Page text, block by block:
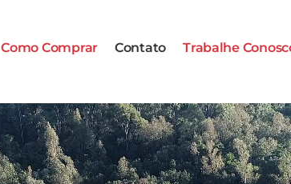
Como Comprar Contato Trabalhe